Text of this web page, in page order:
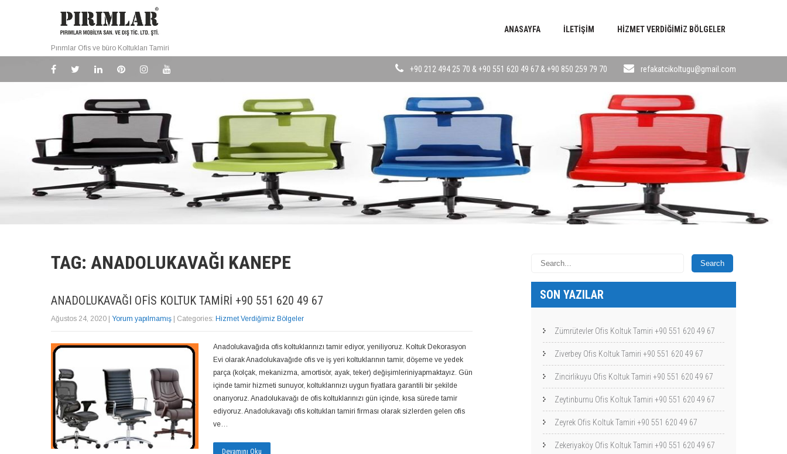
Pırımlar Ofis ve büro Koltukları Tamiri
ANASAYFA İLETIŞIM HIZMET VERDIĞIMIZ BÖLGELER
+90 212 494 25 70 & +90 551 620 49 67 & +90 850 259 79 70 refakatcikoltugu@gmail.com
TAG: ANADOLUKAVAĞI KANEPE
ANADOLUKAVAĞI OFIS KOLTUK TAMIRI +90 551 620 49 67
Ağustos 24, 2020 Yorum yapılmamış | Categories: Hizmet Verdiğimiz Bölgeler
Anadolukavağıda ofis koltuklarınızı tamir ediyor, yeniliyoruz. Koltuk Dekorasyon
Evi olarak Anadolukavağıde ofis ve iş yeri koltuklarının tamir, döşeme ve yedek
parça (kolçak, mekanizma, amortisör, ayak, teker) değişimleriniyapmaktayız. Gün
içinde tamir hizmeti sunuyor, koltuklarınızı uygun fiyatlara garantili bir şekilde
onarıyoruz. Anadolukavağı de ofis koltuklarınızı gün içinde, kısa sürede tamir
ediyoruz. Anadolukavağı ofis koltukları tamiri firması olarak sizlerden gelen ofis
ve…
Devamını Oku
SON YAZILAR
Zümrütevler Ofis Koltuk Tamiri +90 551 620 49 67
Ziverbey Ofis Koltuk Tamiri +90 551 620 49 67
Zincirlikuyu Ofis Koltuk Tamiri +90 551 620 49 67
Zeytinburnu Ofis Koltuk Tamiri +90 551 620 49 67
Zeyrek Ofis Koltuk Tamiri +90 551 620 49 67
Zekeriyaköy Ofis Koltuk Tamiri +90 551 620 49 67